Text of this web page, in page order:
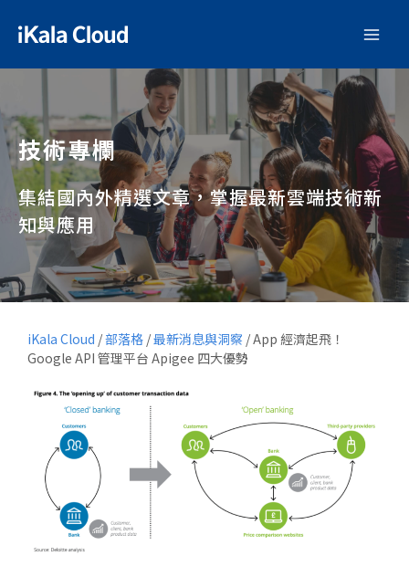
技術專欄
集結國內外精選文章，掌握最新雲端技術新
知與應用
iKala Cloud /部落格 /最新消息與洞察 /App 經濟起飛！
Google API 管理平台 Apigee 四大優勢